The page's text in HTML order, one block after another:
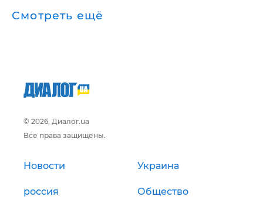
Смотреть ещё
© 2026, Диалог.ua
Все права защищены.
Новости Украина
россия Общество